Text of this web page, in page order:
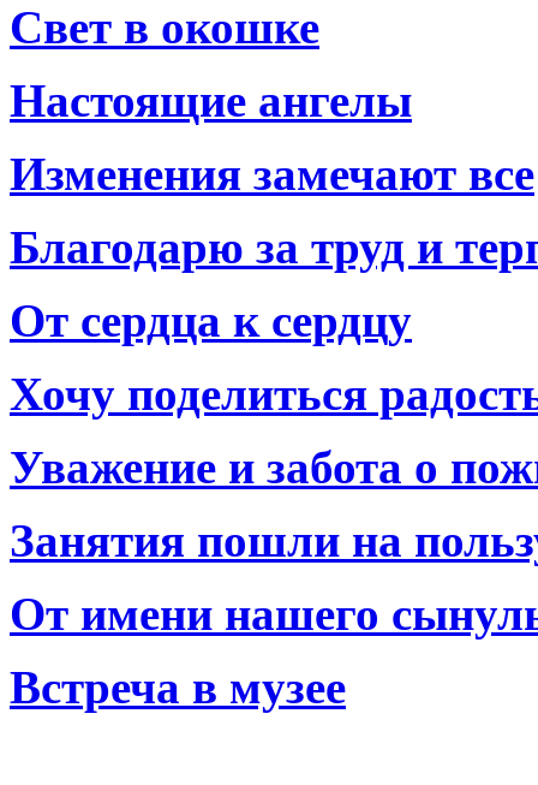
Свет в окошке
Настоящие ангелы
Изменения замечают все
Благодарю за труд и
От сердца к сердцу
Хочу поделиться
Уважение и забота о
Занятия пошли на
От имени нашего
Встреча в музее